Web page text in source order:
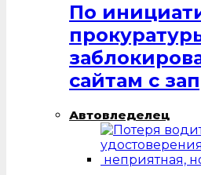
По
сайтам с
Автовледелец